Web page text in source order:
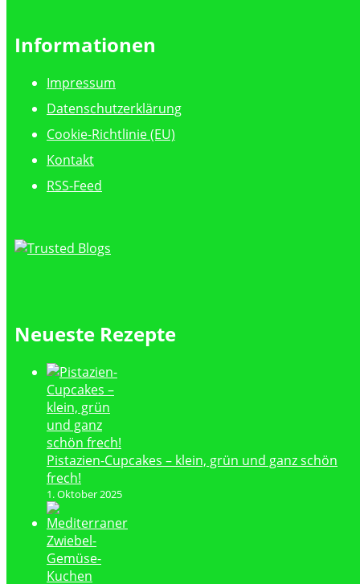
Informationen
Impressum
Datenschutzerklärung
Cookie-Richtlinie (EU)
Kontakt
RSS-Feed
Neueste Rezepte
Pistazien-Cupcakes – klein, grün und ganz schön
frech!
1. Oktober 2025